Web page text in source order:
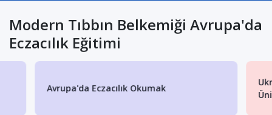
Modern Tıbbın Belkemiği Avrupa'da
Eczacılık Eğitimi
Avrupa'da Eczacılık Okumak